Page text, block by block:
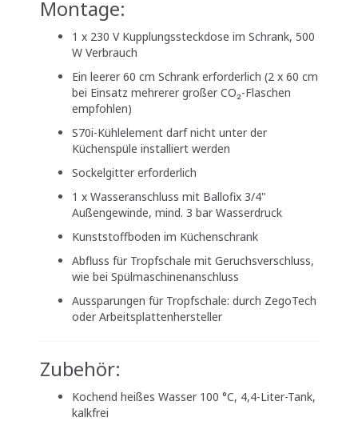
Montage:
1 x 230 V Kupplungssteckdose im Schrank, 500
W Verbrauch
Ein leerer 60 cm Schrank erforderlich (2 x 60 cm
bei Einsatz mehrerer großer CO₂-Flaschen
empfohlen)
S70i-Kühlelement darf nicht unter der
Küchenspüle installiert werden
Sockelgitter erforderlich
1 x Wasseranschluss mit Ballofix 3/4"
Außengewinde, mind. 3 bar Wasserdruck
Kunststoffboden im Küchenschrank
Abfluss für Tropfschale mit Geruchsverschluss,
wie bei Spülmaschinenanschluss
Aussparungen für Tropfschale: durch ZegoTech
oder Arbeitsplattenhersteller
Zubehör:
Kochend heißes Wasser 100 °C, 4,4-Liter-Tank,
kalkfrei